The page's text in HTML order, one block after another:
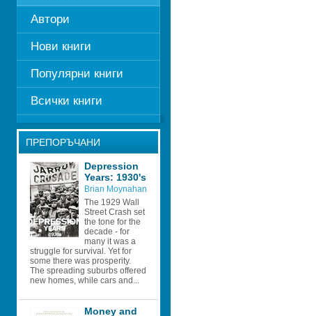
Автори
Нови книги
Популярни книги
Всички книги
ПРЕПОРЪЧАНИ
Depression
Years: 1930's
Brian Moynahan
The 1929 Wall
Street Crash set
the tone for the
decade - for
many it was a
struggle for survival. Yet for
some there was prosperity.
The spreading suburbs offered
new homes, while cars and...
Money and